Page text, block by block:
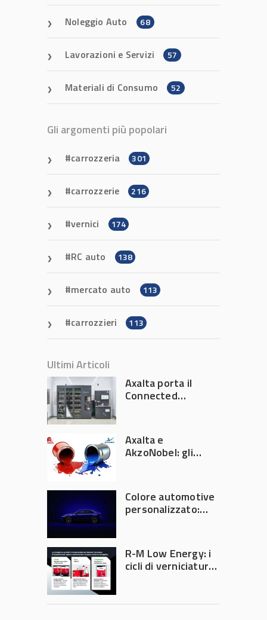
Noleggio Auto 68
Lavorazioni e Servizi 57
Materiali di Consumo 52
Gli argomenti più popolari
carrozzeria 301
carrozzerie 216
vernici 174
RC auto 138
mercato auto 113
carrozzieri 113
Ultimi Articoli
Axalta porta il
Connected
Automechanika
Frankfurt 2026
Axalta e
AkzoNobel: gli
Colore automotive
personalizzato:
diventa ingegneria
di precisione
R-M Low Energy: i
cicli di verniciatura
tempi e costi in